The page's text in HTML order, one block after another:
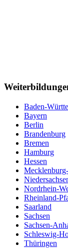
Baden-
Bayern
Berlin
Brandenburg
Bremen
Hamburg
Hessen
Nordrhein-
Rheinland-
Saarland
Sachsen
Sachsen-
Schleswig-
Thüringen